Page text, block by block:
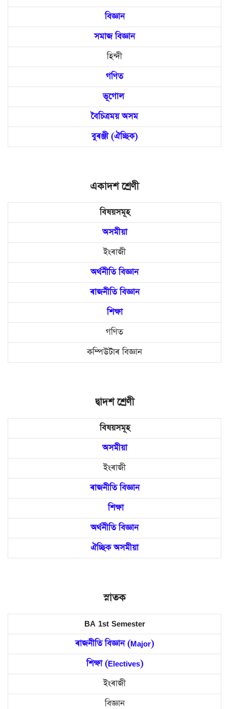
বিজ্ঞান
সমাজ বিজ্ঞান
হিন্দী
গণিত
ভূগোল
বৈচিত্রময় অসম
বুৰঞ্জী (ঐচ্ছিক)
একাদশ শ্ৰেণী
বিষয়সমূহ
অসমীয়া
ইংৰাজী
অৰ্থনীতি বিজ্ঞান
ৰাজনীতি বিজ্ঞান
শিক্ষা
গণিত
কম্পিউটাৰ বিজ্ঞান
দ্বাদশ শ্ৰেণী
বিষয়সমূহ
অসমীয়া
ইংৰাজী
ৰাজনীতি বিজ্ঞান
শিক্ষা
অৰ্থনীতি বিজ্ঞান
ঐচ্ছিক অসমীয়া
স্নাতক
BA 1st Semester
ৰাজনীতি বিজ্ঞান (Major)
শিক্ষা (Electives)
ইংৰাজী
বিজ্ঞান